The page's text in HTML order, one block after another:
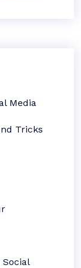
Media
Tricks